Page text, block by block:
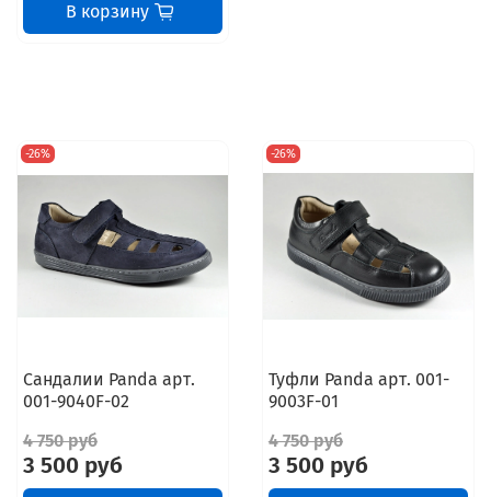
В корзину
-26%
Сандалии Panda арт.
001-9040F-02
4 750 руб
3 500 руб
-26%
Туфли Panda арт. 001-
9003F-01
4 750 руб
3 500 руб